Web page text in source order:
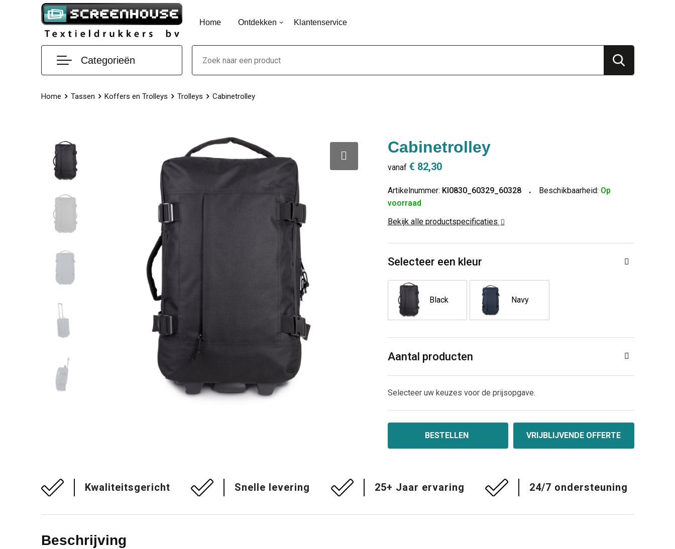
Home Ontdekken Klantenservice
Categorieën
Home Tassen Koffers en Trolleys Trolleys Cabinetrolley
Cabinetrolley
vanaf € 82,30
Artikelnummer: KI0830_60329_60328 Beschikbaarheid: Op
voorraad
Bekijk alle productspecificaties
Selecteer een kleur
Black Navy
Aantal producten
Selecteer uw keuzes voor de prijsopgave.
BESTELLEN VRIJBLIJVENDE OFFERTE
Kwaliteitsgericht Snelle levering 25+ Jaar ervaring 24/7 ondersteuning
Beschrijving